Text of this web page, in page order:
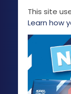
This site
Learn how